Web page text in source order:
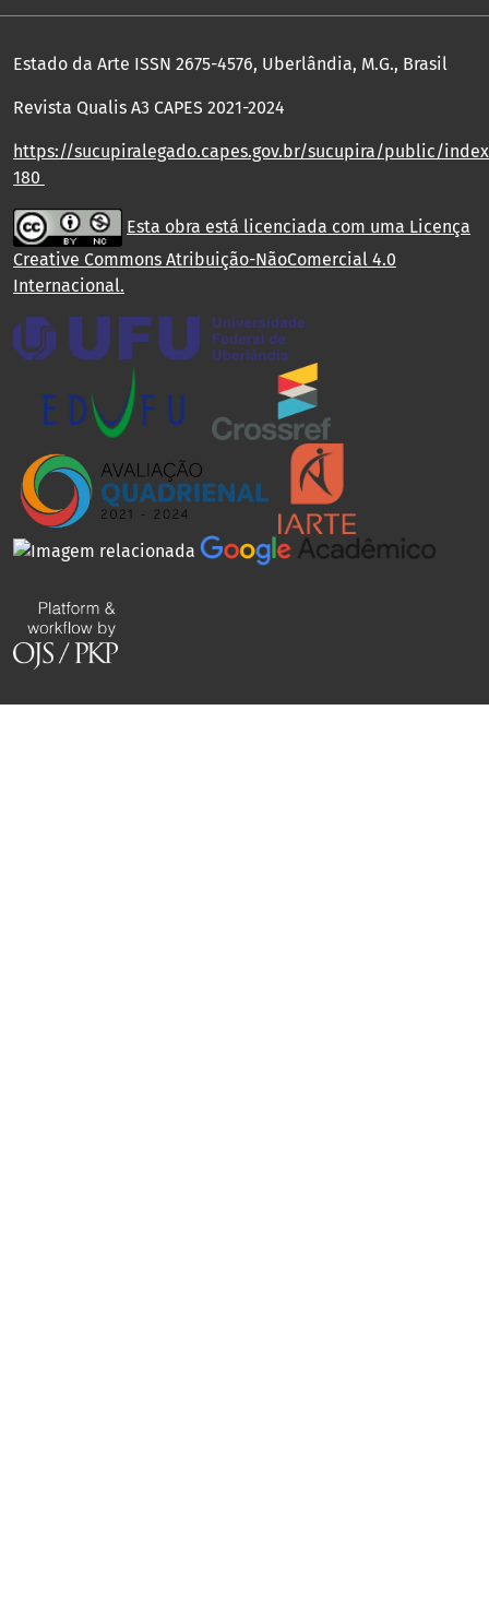
Estado da Arte ISSN 2675-4576, Uberlândia, M.G., Brasil
Revista Qualis A3 CAPES 2021-2024
https://sucupiralegado.capes.gov.br/sucupira/public/
180
Esta obra está licenciada com uma Licença
Creative Commons Atribuição-NãoComercial 4.0
Internacional.